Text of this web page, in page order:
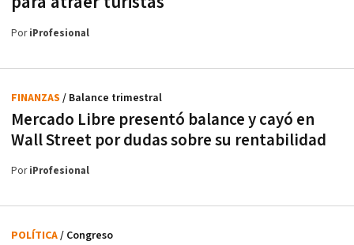
PoriProfesional
Mercado Libre presentó balance y cayó en
Wall Street por dudas sobre su rentabilidad
FINANZAS / Balance trimestral
PoriProfesional
POLÍTICA/ Congreso